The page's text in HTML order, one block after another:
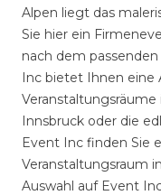
Alpen liegt das
Sie hier ein
nach dem
Inc bietet Ihnen eine
Veranstaltungsräume
Innsbruck oder die
Event Inc finden Sie
Veranstaltungsraum
Auswahl auf Event